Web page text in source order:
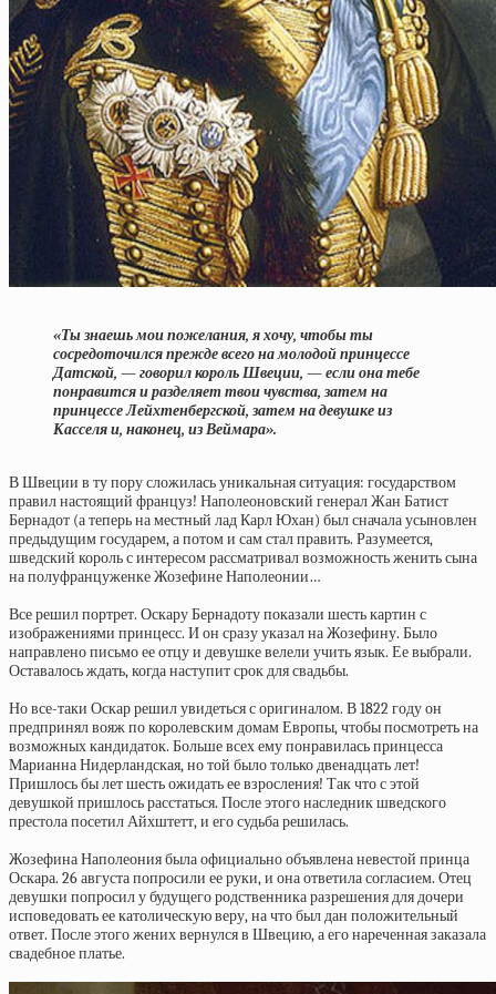
«Ты знаешь мои пожелания, я хочу, чтобы ты
сосредоточился прежде всего на молодой принцессе
Датской, — говорил король Швеции, — если она тебе
понравится и разделяет твои чувства, затем на
принцессе Лейхтенбергской, затем на девушке из
Касселя и, наконец, из Веймара».
В Швеции в ту пору сложилась уникальная ситуация: государством
правил настоящий француз! Наполеоновский генерал Жан Батист
Бернадот (а теперь на местный лад Карл Юхан) был сначала усыновлен
предыдущим государем, а потом и сам стал править. Разумеется,
шведский король с интересом рассматривал возможность женить сына
на полуфранцуженке Жозефине Наполеонии…
Все решил портрет. Оскару Бернадоту показали шесть картин с
изображениями принцесс. И он сразу указал на Жозефину. Было
направлено письмо ее отцу и девушке велели учить язык. Ее выбрали.
Оставалось ждать, когда наступит срок для свадьбы.
Но все-таки Оскар решил увидеться с оригиналом. В 1822 году он
предпринял вояж по королевским домам Европы, чтобы посмотреть на
возможных кандидаток. Больше всех ему понравилась принцесса
Марианна Нидерландская, но той было только двенадцать лет!
Пришлось бы лет шесть ожидать ее взросления! Так что с этой
девушкой пришлось расстаться. После этого наследник шведского
престола посетил Айхштетт, и его судьба решилась.
Жозефина Наполеония была официально объявлена невестой принца
Оскара. 26 августа попросили ее руки, и она ответила согласием. Отец
девушки попросил у будущего родственника разрешения для дочери
исповедовать ее католическую веру, на что был дан положительный
ответ. После этого жених вернулся в Швецию, а его нареченная заказала
свадебное платье.